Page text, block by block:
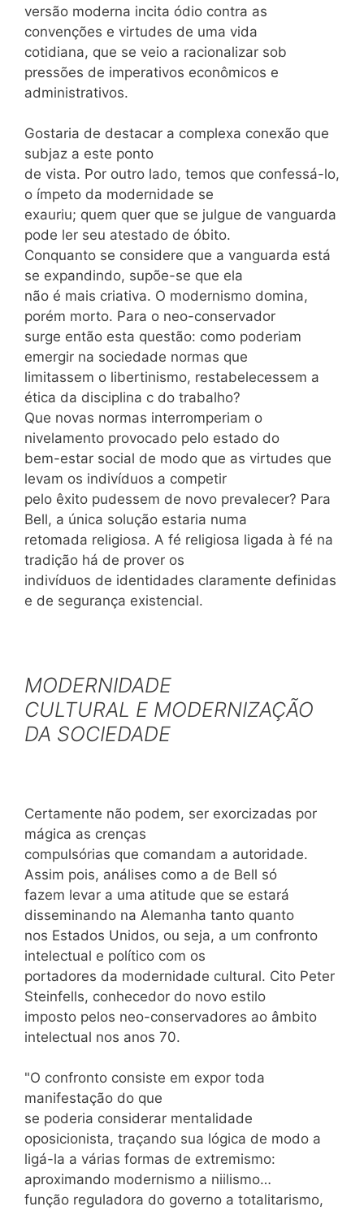
versão moderna incita ódio contra as
convenções e virtudes de uma vida
cotidiana, que se veio a racionalizar sob
pressões de imperativos econômicos e
administrativos.
Gostaria de destacar a complexa conexão que
subjaz a este ponto
de vista. Por outro lado, temos que confessá-lo,
o ímpeto da modernidade se
exauriu; quem quer que se julgue de vanguarda
pode ler seu atestado de óbito.
Conquanto se considere que a vanguarda está
se expandindo, supõe-se que ela
não é mais criativa. O modernismo domina,
porém morto. Para o neo-conservador
surge então esta questão: como poderiam
emergir na sociedade normas que
limitassem o libertinismo, restabelecessem a
ética da disciplina c do trabalho?
Que novas normas interromperiam o
nivelamento provocado pelo estado do
bem-estar social de modo que as virtudes que
levam os indivíduos a competir
pelo êxito pudessem de novo prevalecer? Para
Bell, a única solução estaria numa
retomada religiosa. A fé religiosa ligada à fé na
tradição há de prover os
indivíduos de identidades claramente definidas
e de segurança existencial.
MODERNIDADE
CULTURAL E MODERNIZAÇÃO
DA SOCIEDADE
Certamente não podem, ser exorcizadas por
mágica as crenças
compulsórias que comandam a autoridade.
Assim pois, análises como a de Bell só
fazem levar a uma atitude que se estará
disseminando na Alemanha tanto quanto
nos Estados Unidos, ou seja, a um confronto
intelectual e político com os
portadores da modernidade cultural. Cito Peter
Steinfells, conhecedor do novo estilo
imposto pelos neo-conservadores ao âmbito
intelectual nos anos 70.
"O confronto consiste em expor toda
manifestação do que
se poderia considerar mentalidade
oposicionista, traçando sua lógica de modo a
ligá-la a várias formas de extremismo:
aproximando modernismo a niilismo…
função reguladora do governo a totalitarismo,